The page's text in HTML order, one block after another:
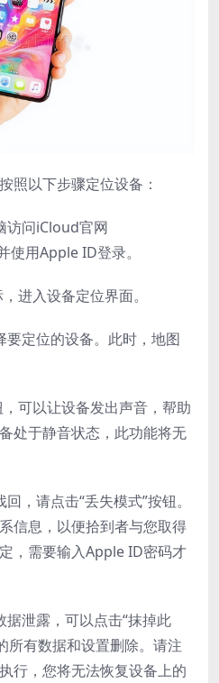
照以下步骤定位设备：
访问iCloud官网
使用Apple ID登录。
进入设备定位界面。
要定位的设备。此时，地图
，可以让设备发出声音，帮助
处于静音状态，此功能将无
，请点击“丢失模式”按钮。
信息，以便拾到者与您取得
，需要输入Apple ID密码才
据泄露，可以点击“抹掉此
所有数据和设置删除。请注
行，您将无法恢复设备上的